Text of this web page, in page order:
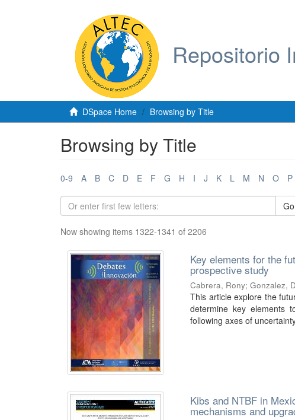
Repositorio
DSpace Home Browsing by Title
Browsing by Title
0-9 A B C D E F G H I J K L M N O P
Go
Now showing items 1322-1341 of 2206
Key elements for the
prospective study
Cabrera, Rony;Gonzalez,
This article explore the
determine key elements
following axes of
Kibs and NTBF in
mechanisms and